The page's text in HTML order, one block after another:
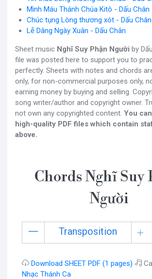
Mình Máu Thánh Chúa Kitô - Dấu Chân
Chúc tụng Lòng thương xót - Dấu Chân
Lễ Dâng Ngày Xuân - Dấu Chân
Sheet music Nghĩ Suy Phận Người by
file was posted here to support you to
perfectly. Sheets with notes and chords
only, for non-commercial purposes only,
earning money by buying and selling.
song writer/author and copyright owner.
not own any copyrighted content. You
high-quality PDF files which contain
above.
Chords Nghĩ Suy
Người
Transposition
Download SHEET PDF (1 pages)
Nhạc Thánh Ca